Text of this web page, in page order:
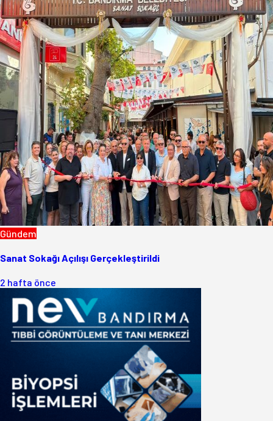
Gündem
Sanat Sokağı Açılışı Gerçekleştirildi
2 hafta önce